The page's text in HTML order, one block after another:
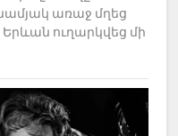
առաջ մղեց
ուղարկվեց մի